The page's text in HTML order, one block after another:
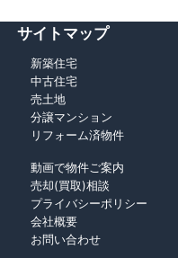
サイトマップ
新築住宅
中古住宅
売土地
分譲マンション
リフォーム済物件
動画で物件ご案内
売却(買取)相談
プライバシーポリシー
会社概要
お問い合わせ